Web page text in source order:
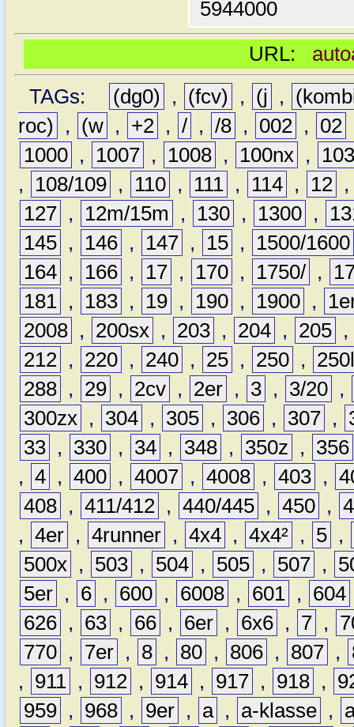
5944000
URL:
TAGs:
(dg0) , (fcv) , (j ,
roc)
, (w , +2 , / , /8 , 002 , 02
1000 , 1007 , 1008 , 100nx ,
,
108/109 , 110 , 111 , 114 , 12
127 , 12m/15m , 130 , 1300 ,
145 , 146 , 147 , 15 ,
1500/1600
164 , 166 , 17 , 170 , 1750/ ,
181 , 183 , 19 , 190 , 1900 ,
2008 , 200sx , 203 , 204 , 205 ,
212 , 220 , 240 , 25 , 250 ,
288 , 29 , 2cv , 2er , 3 , 3/20 ,
300zx , 304 , 305 , 306 , 307 ,
33 , 330 , 34 , 348 , 350z ,
356
, 4 , 400 , 4007 , 4008 , 403 ,
408 , 411/412 , 440/445 , 450 ,
, 4er , 4runner , 4x4 , 4x4² , 5 ,
500x , 503 , 504 , 505 , 507 ,
5er , 6 , 600 , 6008 , 601 , 604
626 , 63 , 66 , 6er , 6x6 , 7 ,
770 , 7er , 8 , 80 , 806 , 807 ,
,
911 , 912 , 914 , 917 , 918 ,
959 , 968 , 9er , a , a-klasse ,